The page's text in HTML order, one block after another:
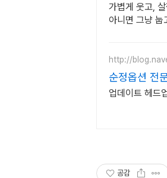
가볍게 웃고,
아니면 그냥 눕
http://
순정옵션 전
업데이트 헤드
공감